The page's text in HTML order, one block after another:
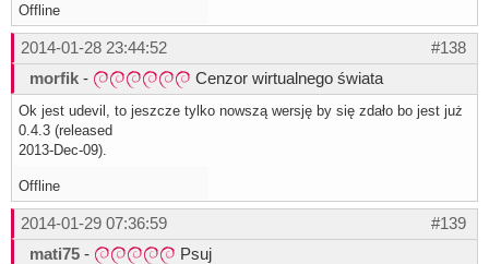
Offline
#138
2014-01-28 23:44:52
morfik - Cenzor wirtualnego świata
Ok jest udevil, to jeszcze tylko nowszą wersję by się zdało bo jest już
0.4.3 (released
2013-Dec-09).
Offline
#139
2014-01-29 07:36:59
mati75 - Psuj